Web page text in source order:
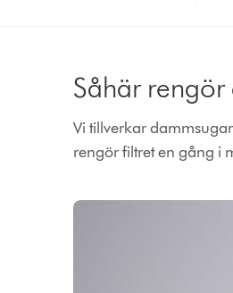
Såhär
Vi tillverkar
rengör filtret en gång i